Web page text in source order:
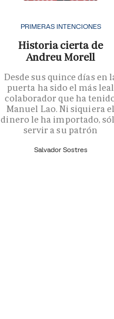
PRIMERAS INTENCIONES
Historia cierta de
Andreu Morell
Desde sus quince días en
puerta ha sido el más leal
colaborador que ha
Manuel Lao. Ni siquiera
dinero le ha importado,
servir a su patrón
Salvador Sostres